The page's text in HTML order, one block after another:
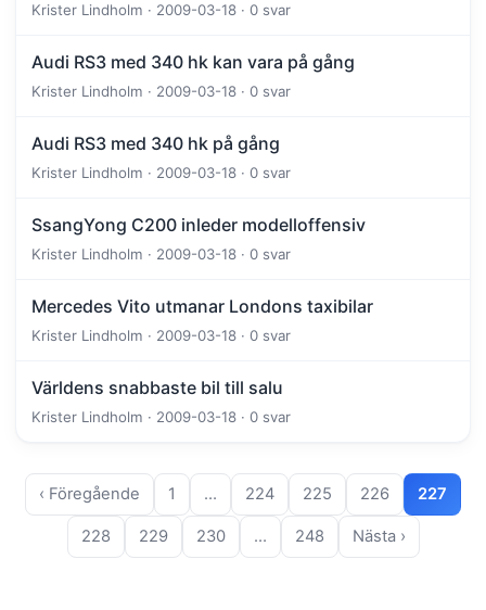
Krister Lindholm · 2009-03-18 · 0 svar
Audi RS3 med 340 hk kan vara på gång
Krister Lindholm · 2009-03-18 · 0 svar
Audi RS3 med 340 hk på gång
Krister Lindholm · 2009-03-18 · 0 svar
SsangYong C200 inleder modelloffensiv
Krister Lindholm · 2009-03-18 · 0 svar
Mercedes Vito utmanar Londons taxibilar
Krister Lindholm · 2009-03-18 · 0 svar
Världens snabbaste bil till salu
Krister Lindholm · 2009-03-18 · 0 svar
‹ Föregående 1 … 224 225 226 227
228 229 230 … 248 Nästa ›